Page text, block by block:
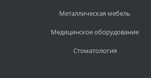
Металлическая мебель
Медицинское оборудование
Стоматология